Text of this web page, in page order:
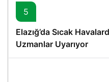
5
Elazığ’da Sıcak
Uzmanlar Uyarıyor